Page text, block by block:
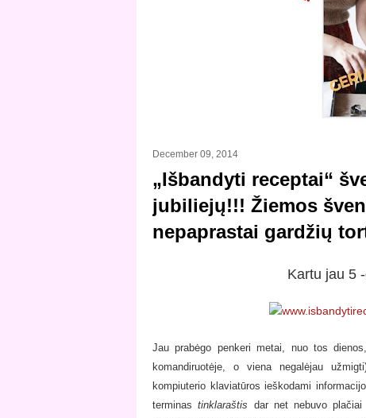
December 09, 2014
„Išbandyti receptai“
jubiliejų!!! Žiemos
nepaprastai gardžių
Kartu jau 5
Jau prabėgo penkeri metai, nuo tos
komandiruotėje, o viena negalėjau
kompiuterio klaviatūros ieškodami
terminastinklaraštis dar net nebuvo